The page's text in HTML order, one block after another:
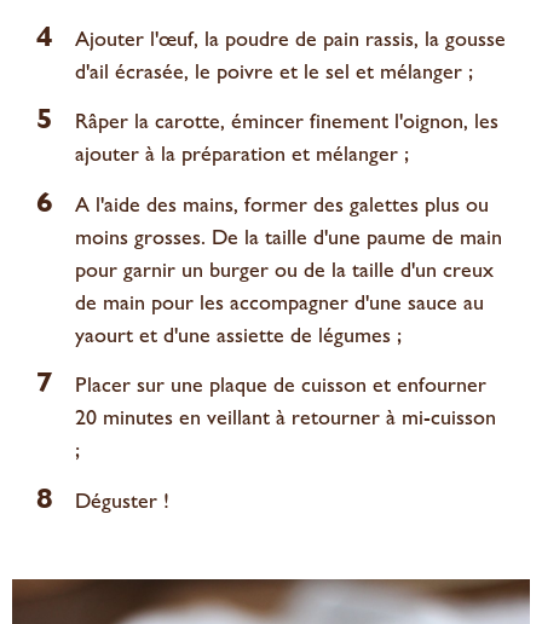
4
Ajouter l'œuf, la poudre de pain rassis, la gousse
d'ail écrasée, le poivre et le sel et mélanger ;
5
Râper la carotte, émincer finement l'oignon, les
ajouter à la préparation et mélanger ;
6
A l'aide des mains, former des galettes plus ou
moins grosses. De la taille d'une paume de main
pour garnir un burger ou de la taille d'un creux
de main pour les accompagner d'une sauce au
yaourt et d'une assiette de légumes ;
7
Placer sur une plaque de cuisson et enfourner
20 minutes en veillant à retourner à mi-cuisson
;
8 Déguster !